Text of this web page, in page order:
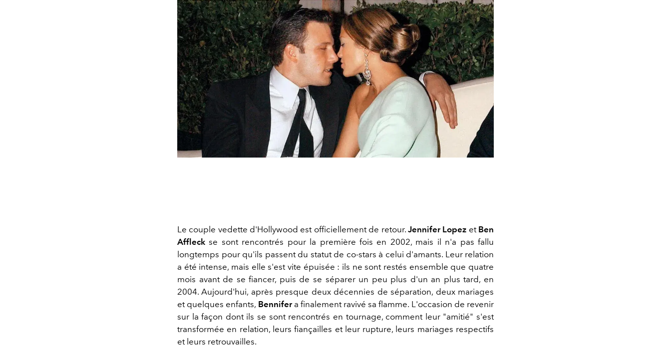
Le couple vedette d'Hollywood est officiellement de retour. Jennifer Lopez et Ben
Affleck se sont rencontrés pour la première fois en 2002, mais il n'a pas fallu
longtemps pour qu'ils passent du statut de co-stars à celui d'amants. Leur relation
a été intense, mais elle s'est vite épuisée : ils ne sont restés ensemble que quatre
mois avant de se fiancer, puis de se séparer un peu plus d'un an plus tard, en
2004. Aujourd'hui, après presque deux décennies de séparation, deux mariages
et quelques enfants, Bennifera finalement ravivé sa flamme. L'occasion de revenir
sur la façon dont ils se sont rencontrés en tournage, comment leur "amitié" s'est
transformée en relation, leurs fiançailles et leur rupture, leurs mariages respectifs
et leurs retrouvailles.